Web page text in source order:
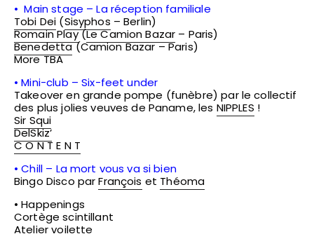
• Main stage – La réception familiale
Tobi Dei (Sisyphos – Berlin)
Romain Play(Le Camion Bazar – Paris)
Benedetta(Camion Bazar – Paris)
More TBA
• Mini-club – Six-feet under
Takeover en grande pompe (funèbre) par le collectif
des plus jolies veuves de Paname, les NIPPLES !
Sir Squi
DelSkiz’
C O N T E N T
• Chill – La mort vous va si bien
Bingo Disco parFrançois et Théoma
• Happenings
Cortège scintillant
Atelier voilette